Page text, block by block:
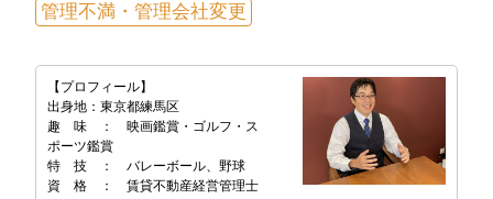
管理不満・管理会社変更
【プロフィール】
出身地：東京都練馬区
趣 味 ： 映画鑑賞・ゴルフ・ス
ポーツ鑑賞
特 技 ： バレーボール、野球
資 格 ： 賃貸不動産経営管理士